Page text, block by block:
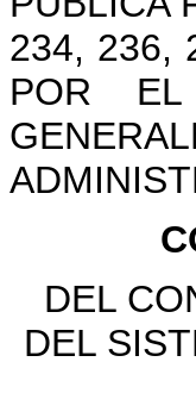
234, 236,
POR EL
DEL
DEL